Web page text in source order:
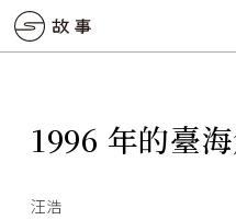
1996 年的臺
汪浩